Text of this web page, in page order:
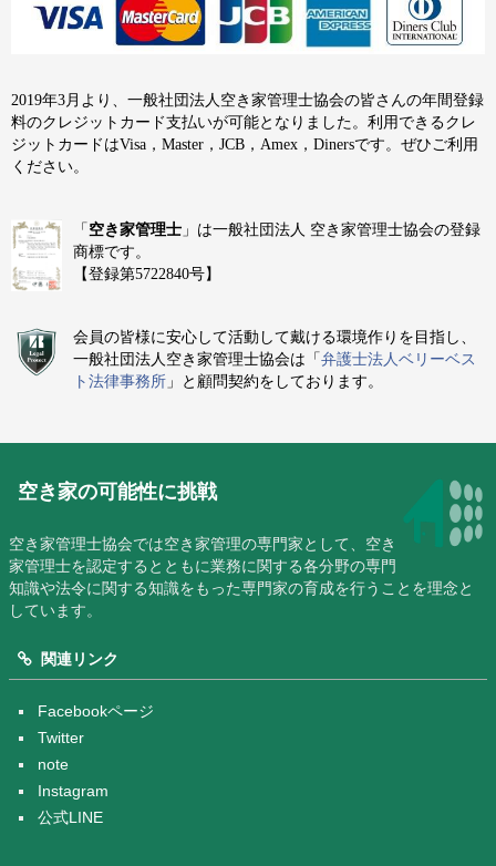
2019年3月より、一般社団法人空き家管理士協会の皆さんの年間登録
料のクレジットカード支払いが可能となりました。利用できるクレ
ジットカードはVisa，Master，JCB，Amex，Dinersです。ぜひご利用
ください。
「 空き家管理士 」は一般社団法人 空き家管理士協会の登録
商標です。
【登録第5722840号】
会員の皆様に安心して活動して戴ける環境作りを目指し、
一般社団法人空き家管理士協会は「弁護士法人ベリーベス
ト法律事務所 」と顧問契約をしております。
空き家の可能性に挑戦
空き家管理士協会では空き家管理の専門家として、空き
家管理士を認定するとともに業務に関する各分野の専門
知識や法令に関する知識をもった専門家の育成を行うことを理念と
しています。
関連リンク
Facebookページ
Twitter
note
Instagram
公式LINE